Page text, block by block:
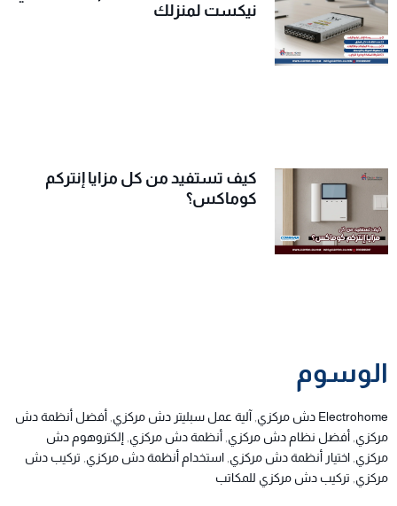
نيكست لمنزلك
كيف تستفيد من كل مزايا إنتركم
كوماكس؟
الوسوم
Electrohome دش مركزي آلية عمل سبليتر دش مركزي أفضل أنظمة دش
مركزي أفضل نظام دش مركزي أنظمة دش مركزي إلكتروهوم دش
مركزي اختيار أنظمة دش مركزي استخدام أنظمة دش مركزي تركيب دش
مركزي تركيب دش مركزي للمكاتب